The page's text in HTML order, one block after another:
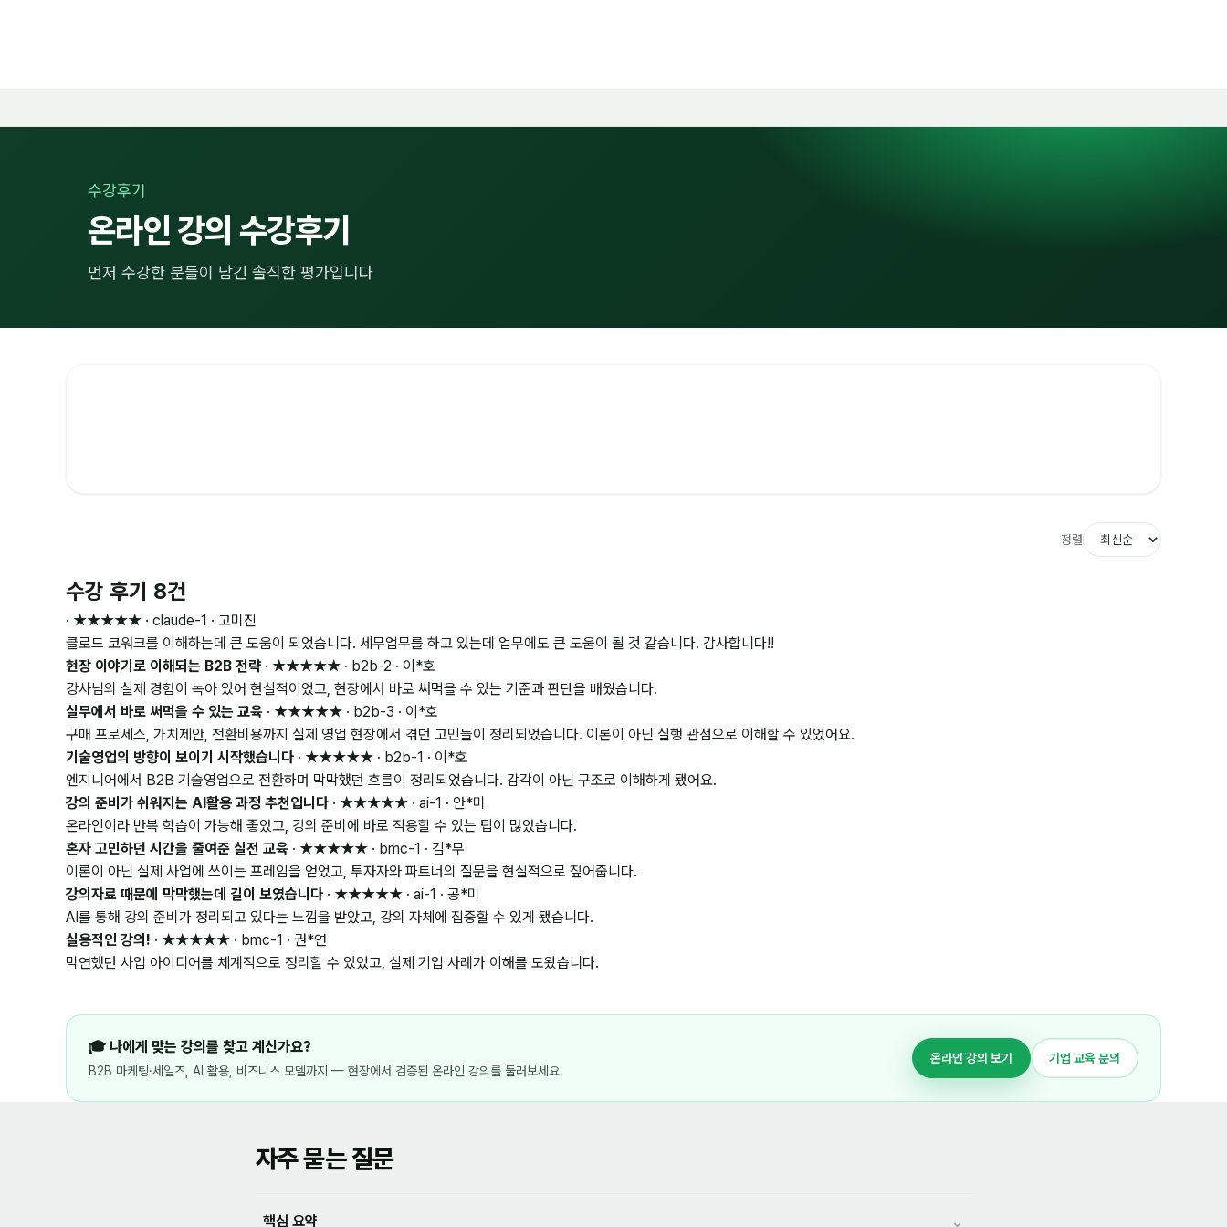
수강후기
온라인 강의 수강후기
먼저 수강한 분들이 남긴 솔직한 평가입니다
정렬
수강 후기 8건
· ★★★★★ · claude-1 · 고미진
클로드 코워크를 이해하는데 큰 도움이 되었습니다. 세무업무를 하고 있는데 업무에도 큰 도움이 될 것 같습니다. 감사합니다!!
현장 이야기로 이해되는 B2B 전략 · ★★★★★ · b2b-2 · 이*호
강사님의 실제 경험이 녹아 있어 현실적이었고, 현장에서 바로 써먹을 수 있는 기준과 판단을 배웠습니다.
실무에서 바로 써먹을 수 있는 교육 · ★★★★★ · b2b-3 · 이*호
구매 프로세스, 가치제안, 전환비용까지 실제 영업 현장에서 겪던 고민들이 정리되었습니다. 이론이 아닌 실행 관점으로 이해할 수 있었어요.
기술영업의 방향이 보이기 시작했습니다 · ★★★★★ · b2b-1 · 이*호
엔지니어에서 B2B 기술영업으로 전환하며 막막했던 흐름이 정리되었습니다. 감각이 아닌 구조로 이해하게 됐어요.
강의 준비가 쉬워지는 AI활용 과정 추천입니다 · ★★★★★ · ai-1 · 안*미
온라인이라 반복 학습이 가능해 좋았고, 강의 준비에 바로 적용할 수 있는 팁이 많았습니다.
혼자 고민하던 시간을 줄여준 실전 교육 · ★★★★★ · bmc-1 · 김*무
이론이 아닌 실제 사업에 쓰이는 프레임을 얻었고, 투자자와 파트너의 질문을 현실적으로 짚어줍니다.
강의자료 때문에 막막했는데 길이 보였습니다 · ★★★★★ · ai-1 · 공*미
AI를 통해 강의 준비가 정리되고 있다는 느낌을 받았고, 강의 자체에 집중할 수 있게 됐습니다.
실용적인 강의! · ★★★★★ · bmc-1 · 권*연
막연했던 사업 아이디어를 체계적으로 정리할 수 있었고, 실제 기업 사례가 이해를 도왔습니다.
🎓 나에게 맞는 강의를 찾고 계신가요?
B2B 마케팅·세일즈, AI 활용, 비즈니스 모델까지 — 현장에서 검증된 온라인 강의를 둘러보세요.
온라인 강의 보기 기업 교육 문의
자주 묻는 질문
핵심 요약